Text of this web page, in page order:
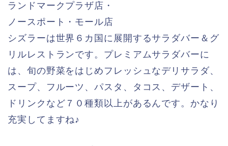
ランドマークプラザ店・
ノースポート・モール店
シズラーは世界６カ国に展開するサラダバー＆グ
リルレストランです。プレミアムサラダバーに
は、旬の野菜をはじめフレッシュなデリサラダ、
スープ、フルーツ、パスタ、タコス、デザート、
ドリンクなど７０種類以上があるんです。かなり
充実してますね♪